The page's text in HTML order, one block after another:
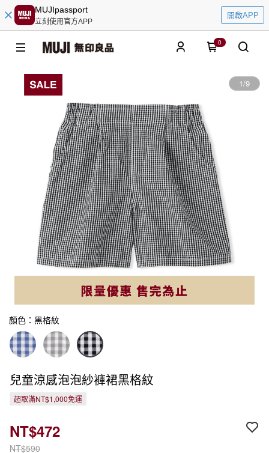
MUJIpassport
立刻使用官方APP
開啟APP
0
1/9
顏色：黑格紋
兒童涼感泡泡紗褲裙黑格紋
超取滿NT$1,000免運
NT$590
NT$472